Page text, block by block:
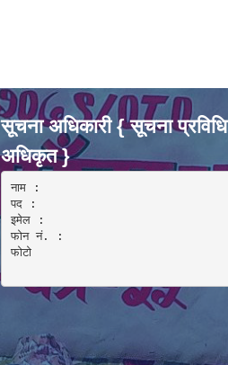
सूचना अधिकारी { सूचना प्रविधि
अधिकृत }
नाम :
पद :
इमेल :
फोन नं. :
फोटो